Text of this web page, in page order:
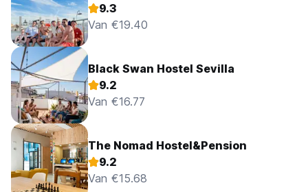
9.3
Van €19.40
Black Swan Hostel Sevilla
9.2
Van €16.77
The Nomad Hostel&Pension
9.2
Van €15.68